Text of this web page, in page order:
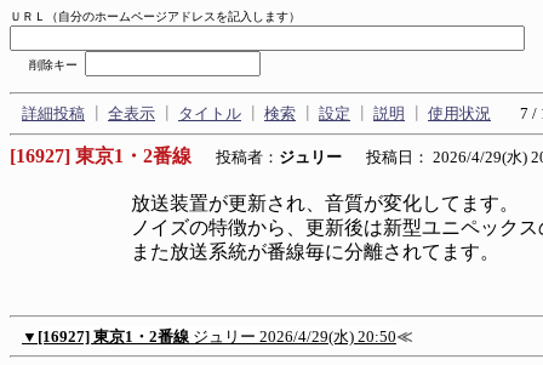
ＵＲＬ（自分のホームページアドレスを記入します）
削除キー
詳細投稿 全表示 タイトル 検索 設定 説明 使用状況 7 /
[16927] 東京1・2番線 投稿者： ジュリー 投稿日： 2026/4/29(水)
放送装置が更新され、音質が変化してます。
ノイズの特徴から、更新後は新型ユニペック
また放送系統が番線毎に分離されてます。
▼ [16927] 東京1・2番線 ジュリー 2026/4/29(水) 20:50≪